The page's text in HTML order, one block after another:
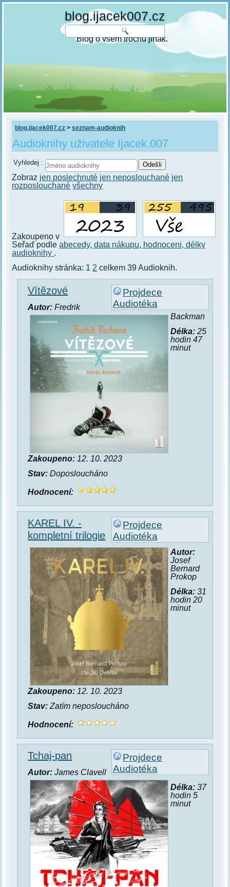
blog.ijacek007.cz
Blog o všem trochu jinak.
blog.ijacek007.cz >seznam-audioknih
Audioknihy uživatele Ijacek.007
Vyhledej :
Zobraz jen poslechnuté jen neposlouchané jen
rozposlouchané všechny
Zakoupeno v
Seřaď podleabecedy,data nákupu, hodnoceni,délky
audioknihy .
Audioknihy stránka: 1 2 celkem 39 Audioknih.
Projdece
Audiotéka
Vítězové
Autor: Fredrik
Backman
Délka:25
hodin 47
minut
Zakoupeno: 12. 10. 2023
Stav: Doposloucháno
Hodnocení:
Projdece
Audiotéka
KAREL IV. -
kompletní trilogie
Autor:
Josef
Bernard
Prokop
Délka:31
hodin 20
minut
Zakoupeno: 12. 10. 2023
Stav: Zatím neposloucháno
Hodnocení:
Projdece
Audiotéka
Tchaj-pan
Autor: James Clavell
Délka:37
hodin 5
minut